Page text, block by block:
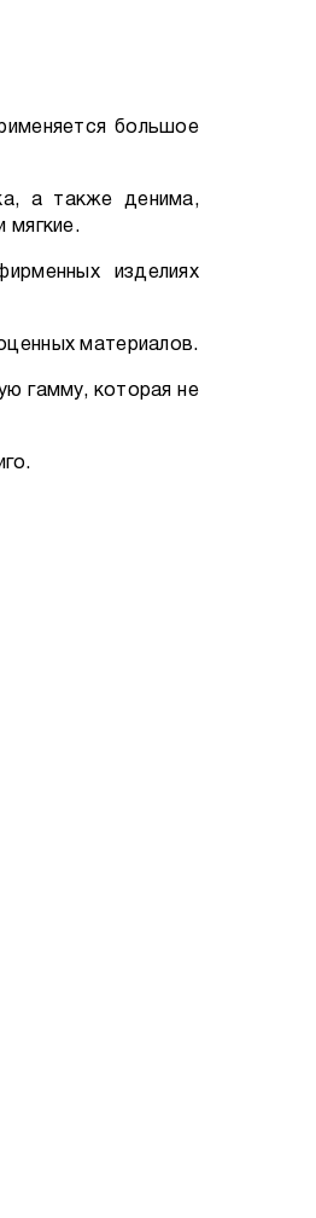
большое
а также денима,
мягкие.
изделиях
материалов.
гамму, которая не